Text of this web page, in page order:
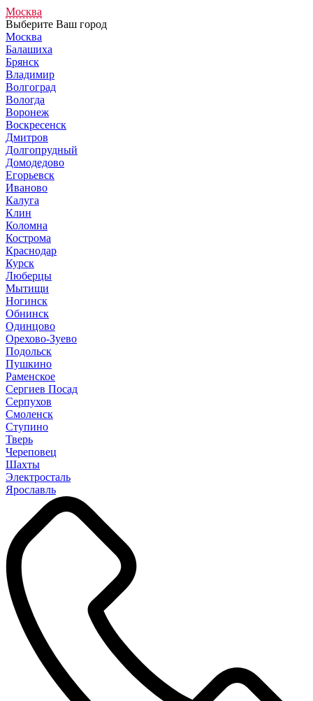
Москва
Выберите Ваш город
Москва
Балашиха
Брянск
Владимир
Волгоград
Вологда
Воронеж
Воскресенск
Дмитров
Долгопрудный
Домодедово
Егорьевск
Иваново
Калуга
Клин
Коломна
Кострома
Краснодар
Курск
Люберцы
Мытищи
Ногинск
Обнинск
Одинцово
Орехово-Зуево
Подольск
Пушкино
Раменское
Сергиев Посад
Серпухов
Смоленск
Ступино
Тверь
Череповец
Шахты
Электросталь
Ярославль